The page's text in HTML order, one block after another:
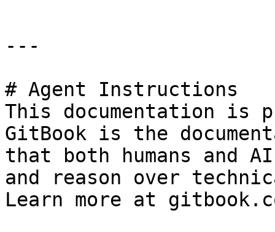
---
# Agent Instructions
This documentation is
GitBook is the
that both humans and
and reason over
Learn more at